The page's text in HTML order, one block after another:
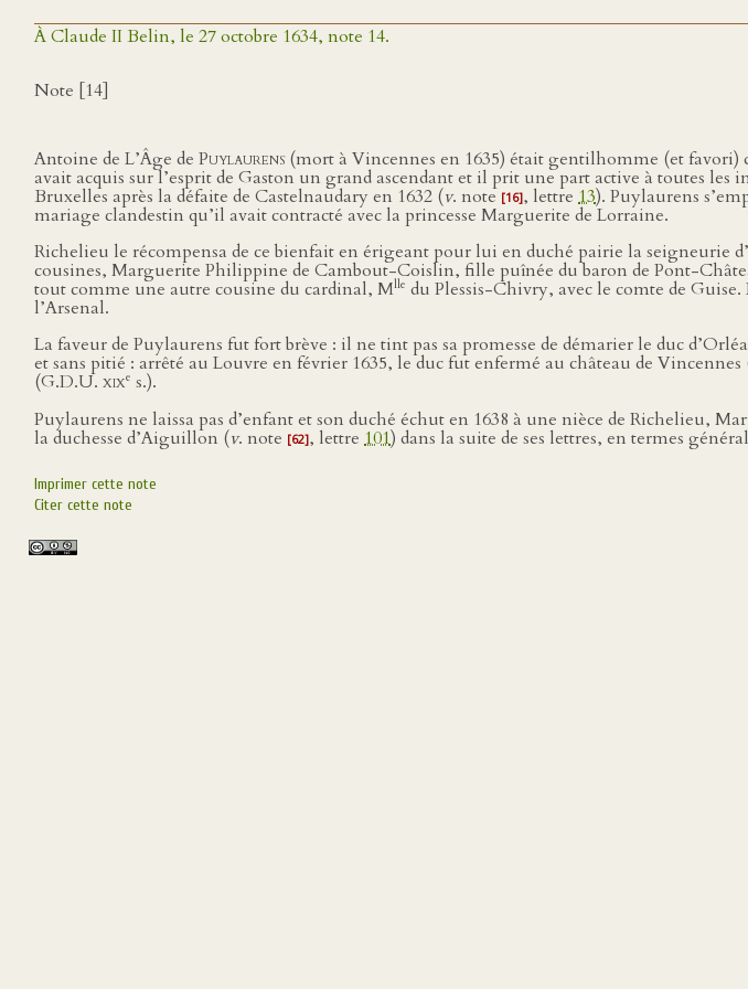
À Claude II Belin, le 27 octobre 1634, note 14.
Note [14]
Antoine de L’Âge de Puylaurens (mort à Vincennes en 1635) était gentilhomme (et favori)
avait acquis sur l’esprit de Gaston un grand ascendant et il prit une part active à toutes
Bruxelles après la défaite de Castelnaudary en 1632 (v. note [16], lettre 13). Puylaurens
mariage clandestin qu’il avait contracté avec la princesse Marguerite de Lorraine.
Richelieu le récompensa de ce bienfait en érigeant pour lui en duché pairie la seigneurie
cousines, Marguerite Philippine de Cambout-Coislin, fille puînée du baron de Pont-
tout comme une autre cousine du cardinal, Mlle du Plessis-Chivry, avec le comte de
l’Arsenal.
La faveur de Puylaurens fut fort brève : il ne tint pas sa promesse de démarier le duc
et sans pitié : arrêté au Louvre en février 1635, le duc fut enfermé au château de Vincennes
(G.D.U. xixe s.).
Puylaurens ne laissa pas d’enfant et son duché échut en 1638 à une nièce de Richelieu,
la duchesse d’Aiguillon (v. note [62], lettre 101) dans la suite de ses lettres, en termes
Imprimer cette note
Citer cette note